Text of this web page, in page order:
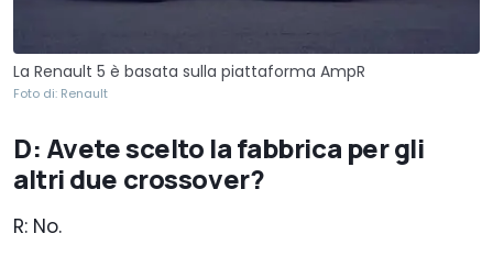
La Renault 5 è basata sulla piattaforma AmpR
Foto di: Renault
D: Avete scelto la fabbrica per gli
altri due crossover?
R: No.